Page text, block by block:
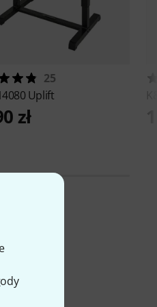
25
Uplift
zł